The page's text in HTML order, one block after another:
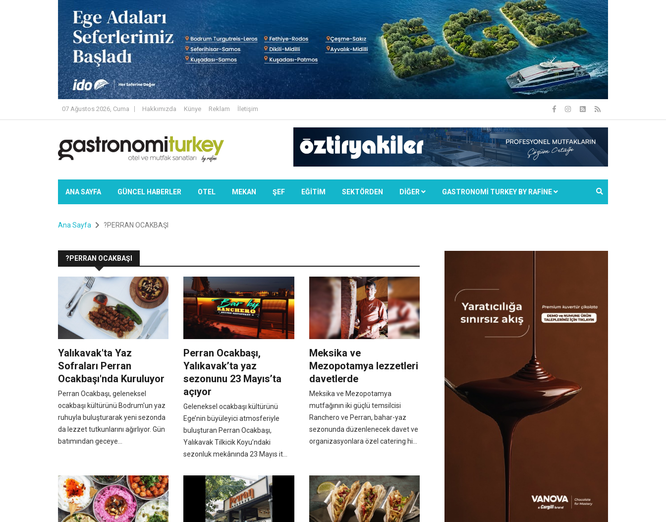
07 Ağustos 2026, Cuma Hakkımızda Künye Reklam İletişim
ANA SAYFA GÜNCEL HABERLER OTEL MEKAN ŞEF EĞİTİM SEKTÖRDEN DIĞER GASTRONOMİ TURKEY BY RAFİNE
Ana Sayfa ?PERRAN OCAKBAŞI
?PERRAN OCAKBAŞI
Yalıkavak'ta Yaz
Sofraları Perran
Ocakbaşı'nda Kuruluyor
Perran Ocakbaşı, geleneksel
ocakbaşı kültürünü Bodrum'un yaz
ruhuyla buluşturarak yeni sezonda
da lezzet tutkunlarını ağırlıyor. Gün
batımından geceye...
Perran Ocakbaşı,
Yalıkavak’ta yaz
sezonunu 23 Mayıs’ta
açıyor
Geleneksel ocakbaşı kültürünü
Ege’nin büyüleyici atmosferiyle
buluşturan Perran Ocakbaşı,
Yalıkavak Tilkicik Koyu’ndaki
sezonluk mekânında 23 Mayıs it...
Meksika ve
Mezopotamya lezzetleri
davetlerde
Meksika ve Mezopotamya
mutfağının iki güçlü temsilcisi
Ranchero ve Perran, bahar-yaz
sezonunda düzenlenecek davet ve
organizasyonlara özel catering hi...